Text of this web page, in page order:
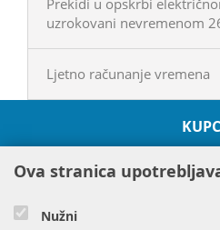
Prekidi u opskrbi
uzrokovani nevremenom
Ljetno računanje vremena
O HEP
Ova stranica
Nužni